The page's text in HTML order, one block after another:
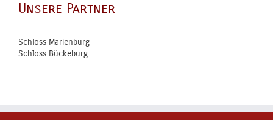
Unsere Partner
Schloss Marienburg
Schloss Bückeburg